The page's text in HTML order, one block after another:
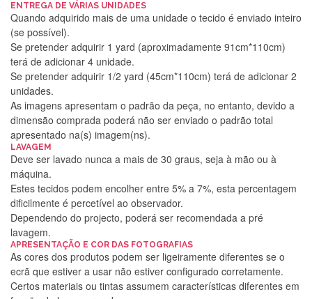
ENTREGA DE VÁRIAS UNIDADES
Quando adquirido mais de uma unidade o tecido é enviado inteiro
(se possível).
Se pretender adquirir 1 yard (aproximadamente 91cm*110cm)
terá de adicionar 4 unidade.
Se pretender adquirir 1/2 yard (45cm*110cm) terá de adicionar 2
unidades.
As imagens apresentam o padrão da peça, no entanto, devido a
dimensão comprada poderá não ser enviado o padrão total
apresentado na(s) imagem(ns).
LAVAGEM
Deve ser lavado nunca a mais de 30 graus, seja à mão ou à
máquina.
Estes tecidos podem encolher entre 5% a 7%, esta percentagem
dificilmente é percetível ao observador.
Dependendo do projecto, poderá ser recomendada a pré
lavagem.
APRESENTAÇÃO E COR DAS FOTOGRAFIAS
As cores dos produtos podem ser ligeiramente diferentes se o
ecrã que estiver a usar não estiver configurado corretamente.
Certos materiais ou tintas assumem características diferentes em
Silvia Lopes
Encomenda direitinha. Rapidez e segurança. Volto a
encomendar.